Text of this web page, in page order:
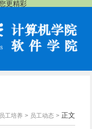
更精彩
员工培养 > 员工动态 >正文